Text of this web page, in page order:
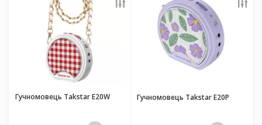
Гучномовець Takstar E20W Гучномовець Takstar E20P